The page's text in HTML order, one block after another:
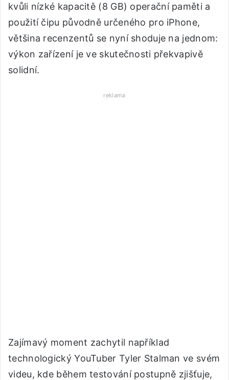
kvůli nízké kapacitě (8 GB) operační paměti a
použití čipu původně určeného pro iPhone,
většina recenzentů se nyní shoduje na jednom:
výkon zařízení je ve skutečnosti překvapivě
solidní.
reklama
Zajímavý moment zachytil například
technologický YouTuber Tyler Stalman ve svém
videu, kde během testování postupně zjišťuje,